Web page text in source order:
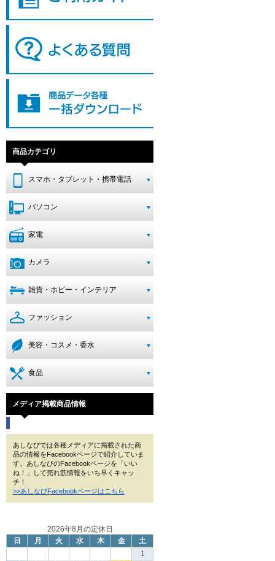
商品カテゴリ
スマホ・タブレット・携帯電話
パソコン
家電
カメラ
雑貨・ホビー・インテリア
ファッション
美容・コスメ・香水
食品
メディア掲載商品情報
あしなびでは各種メディアに掲載された商
品の情報をFacebookページで紹介していま
す。あしなびのFacebookページを「いい
ね！」して売れ筋情報をいち早くキャッ
チ！
>>あしなびFacebookページはこちら
2026年8月の定休日
日
月 火 水 木 金
土
1